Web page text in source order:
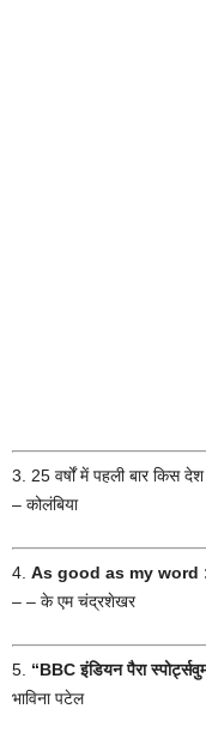
3. 25 वर्षों में पहली बार किस
– कोलंबिया
4. As good as my word
– – के एम चंद्रशेखर
5. “BBC इंडियन पैरा
भाविना पटेल